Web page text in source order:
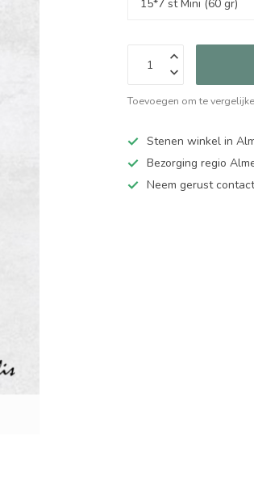
Toevoegen om te
Stenen winkel in
Bezorging regio
Neem gerust